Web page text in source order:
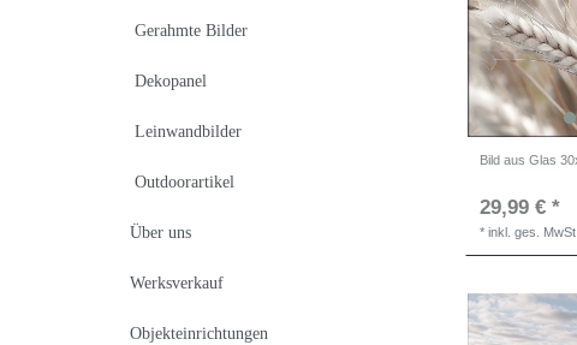
Gerahmte Bilder
Dekopanel
Leinwandbilder
Outdoorartikel
Über uns
Werksverkauf
Objekteinrichtungen
29,99 € *
*inkl. ges. MwSt.